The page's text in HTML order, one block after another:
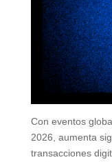
Con eventos
2026, aumenta
transacciones